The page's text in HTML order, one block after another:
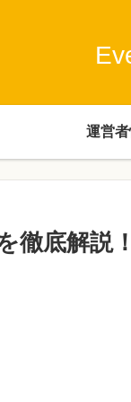
運営
徹底解説